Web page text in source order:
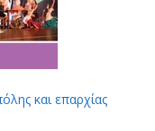
και επαρχίας